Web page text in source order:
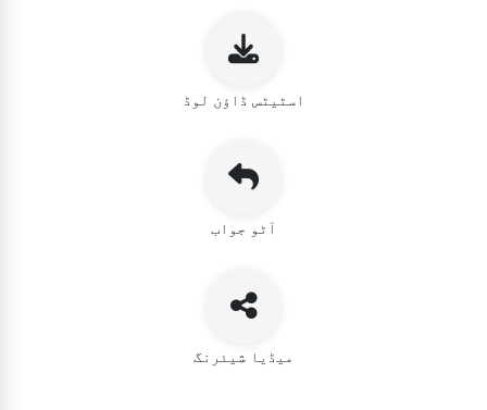
اسٹیٹس ڈاؤن لوڈ
آٹو جواب
میڈیا شیئرنگ